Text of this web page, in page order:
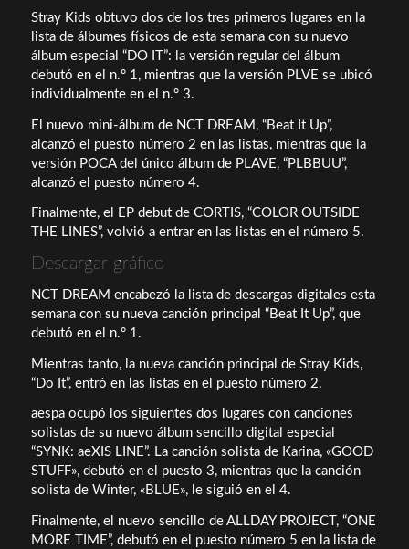
Stray Kids obtuvo dos de los tres primeros lugares en la
lista de álbumes físicos de esta semana con su nuevo
álbum especial “DO IT”: la versión regular del álbum
debutó en el n.° 1, mientras que la versión PLVE se ubicó
individualmente en el n.° 3.
El nuevo mini-álbum de NCT DREAM, “Beat It Up”,
alcanzó el puesto número 2 en las listas, mientras que la
versión POCA del único álbum de PLAVE, “PLBBUU”,
alcanzó el puesto número 4.
Finalmente, el EP debut de CORTIS, “COLOR OUTSIDE
THE LINES”, volvió a entrar en las listas en el número 5.
Descargar gráfico
NCT DREAM encabezó la lista de descargas digitales esta
semana con su nueva canción principal “Beat It Up”, que
debutó en el n.° 1.
Mientras tanto, la nueva canción principal de Stray Kids,
“Do It”, entró en las listas en el puesto número 2.
aespa ocupó los siguientes dos lugares con canciones
solistas de su nuevo álbum sencillo digital especial
“SYNK: aeXIS LINE”. La canción solista de Karina, «GOOD
STUFF», debutó en el puesto 3, mientras que la canción
solista de Winter, «BLUE», le siguió en el 4.
Finalmente, el nuevo sencillo de ALLDAY PROJECT, “ONE
MORE TIME”, debutó en el puesto número 5 en la lista de